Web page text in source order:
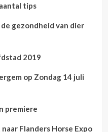
tips
gezondheid van dier
2019
op Zondag 14 juli
premiere
Flanders Horse Expo